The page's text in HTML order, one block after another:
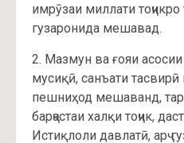
имрӯзаи миллати тоҷикро
гузаронида мешавад.
2. Мазмун ва ғояи асосии
мусиқӣ, санъати
пешниҳод мешаванд,
барҷастаи халқи тоҷик,
Истиқлоли давлатӣ, арҷ